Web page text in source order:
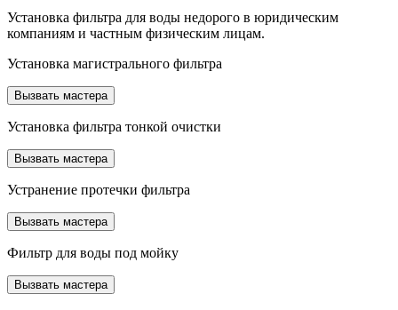
Установка фильтра для воды недорого в юридическим
компаниям и частным физическим лицам.
Установка магистрального фильтра
Вызвать мастера
Установка фильтра тонкой очистки
Вызвать мастера
Устранение протечки фильтра
Вызвать мастера
Фильтр для воды под мойку
Вызвать мастера